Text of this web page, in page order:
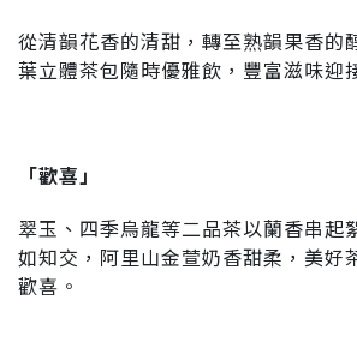
從清韻花香的清甜，轉至熟韻果香的
葉立體茶包隨時優雅飲，豐富滋味迎
「歡喜」
翠玉、四季烏龍等二品茶以蘭香串起
如知交，阿里山金萱奶香甜柔，美好
歡喜。